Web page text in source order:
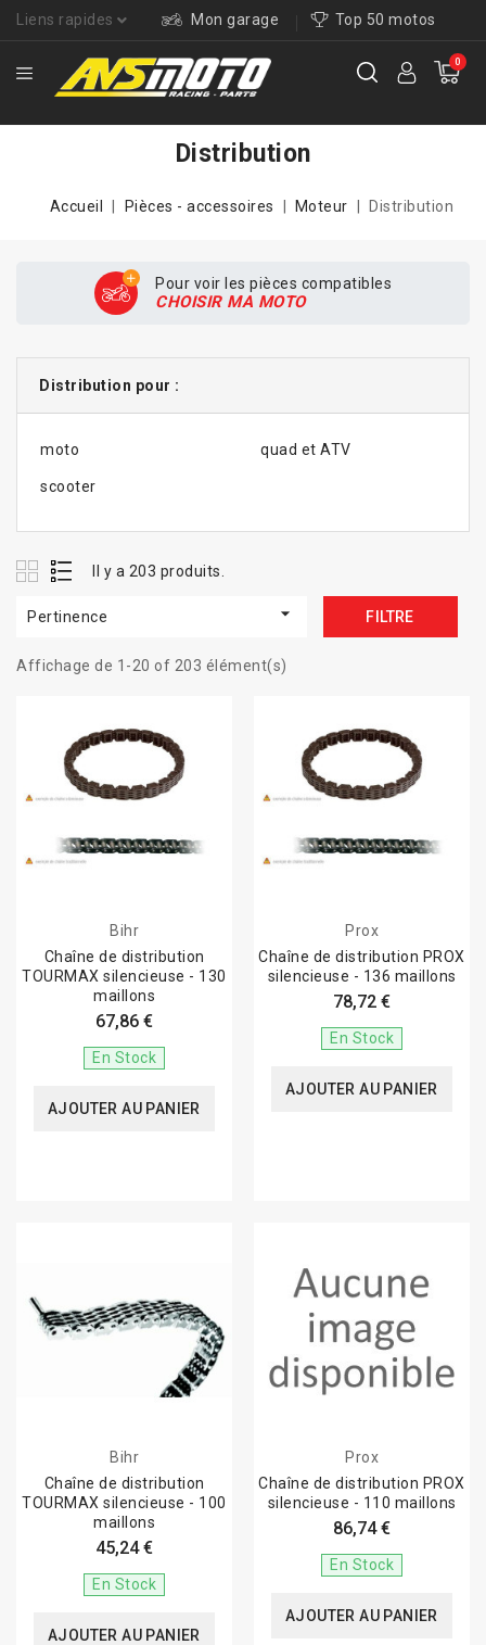
Liens rapides Mon garage Top 50 motos
0
Distribution
Accueil Pièces - accessoires Moteur Distribution
Pour voir les pièces compatibles
CHOISIR MA MOTO
Distribution pour :
moto quad et ATV
scooter
Il y a 203 produits.
Pertinence  FILTRE
Affichage de 1-20 of 203 élément(s)
Bihr
Chaîne de distribution
TOURMAX silencieuse - 130
maillons
67,86 €
En Stock
AJOUTER AU PANIER
Prox
Chaîne de distribution PROX
silencieuse - 136 maillons
78,72 €
En Stock
AJOUTER AU PANIER
Bihr
Chaîne de distribution
TOURMAX silencieuse - 100
maillons
45,24 €
En Stock
AJOUTER AU PANIER
Prox
Chaîne de distribution PROX
silencieuse - 110 maillons
86,74 €
En Stock
AJOUTER AU PANIER